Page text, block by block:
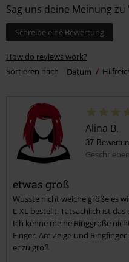
Sag uns deine Meinung
Schreibe eine Bewertung
How do reviews work?
Sortieren nach
Datum
Alina B.
37
etwas groß
Wusste nicht welche größe es
L-XL bestellt. Tatsächlich ist
Ich kenne meine Ringgröße
Finger. Am Zeige-und
er zu groß